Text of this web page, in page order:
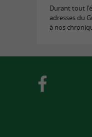
Durant tout
adresses du
à nos